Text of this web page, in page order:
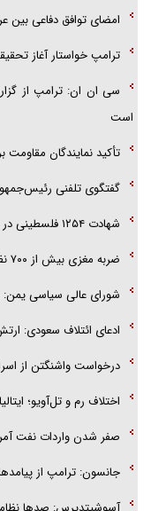
امضای توافق دفاعی بین
ترامپ خواستار آغاز
سی ان ان: ترامپ از
است
تأکید نمایندگان مقاومت
گفتگوی تلفنی
شهادت ۱۲۵۴ فلسطینی در غزه از آغاز آتش‌بس تاکنون
ضربه مغزی بیش از ۷۰۰ نظامی آمریکایی در حملات ایران
شورای عالی سیاسی یمن:
ادعای ائتلاف سعودی:
درخواست واشنگتن از
اختلاف رم و تل‌آویو؛
صفر شدن واردات نفت
جانسون: ترامپ از